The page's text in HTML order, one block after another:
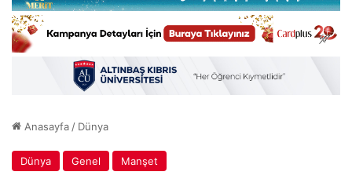
Anasayfa/ Dünya
Dünya Genel Manşet